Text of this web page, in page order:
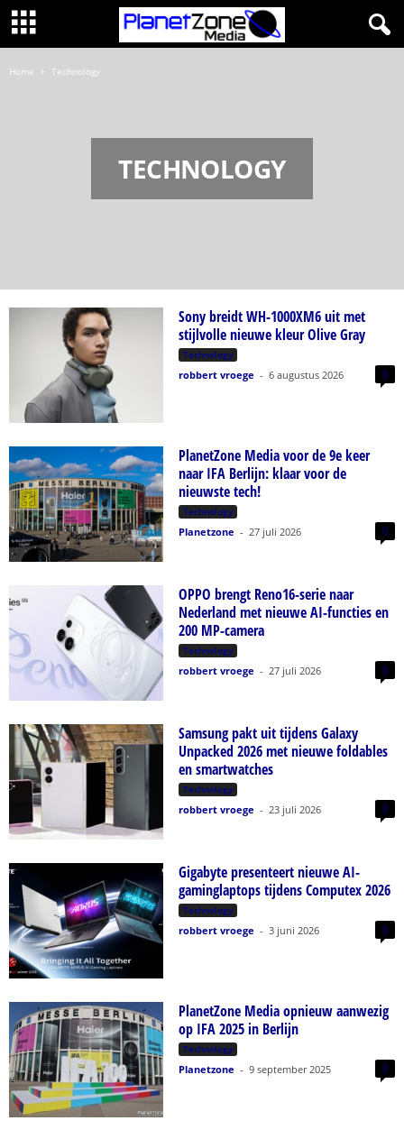
Home Technology
TECHNOLOGY
Sony breidt WH-1000XM6 uit met
stijlvolle nieuwe kleur Olive Gray
Technology
robbert vroege - 6 augustus 2026 0
PlanetZone Media voor de 9e keer
naar IFA Berlijn: klaar voor de
nieuwste tech!
Technology
Planetzone - 27 juli 2026 0
OPPO brengt Reno16-serie naar
Nederland met nieuwe AI-functies en
200 MP-camera
Technology
robbert vroege - 27 juli 2026 0
Samsung pakt uit tijdens Galaxy
Unpacked 2026 met nieuwe foldables
en smartwatches
Technology
robbert vroege - 23 juli 2026 0
Gigabyte presenteert nieuwe AI-
gaminglaptops tijdens Computex 2026
Technology
robbert vroege - 3 juni 2026 0
PlanetZone Media opnieuw aanwezig
op IFA 2025 in Berlijn
Technology
Planetzone - 9 september 2025 0